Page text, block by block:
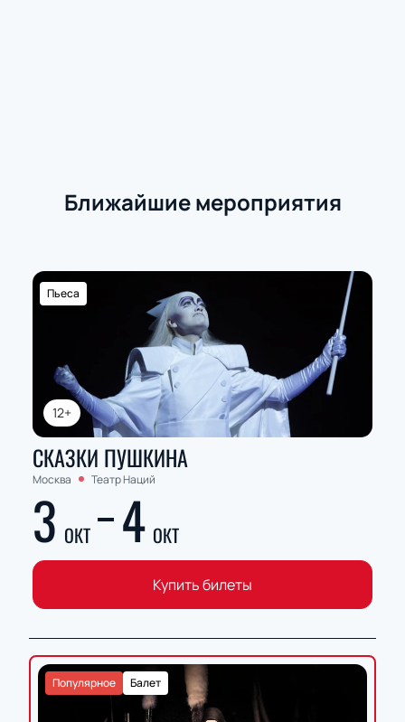
Ближайшие мероприятия
12+
Пьеса
СКАЗКИ ПУШКИНА
Москва Театр Наций
3 ОКТ 4 ОКТ
Купить билеты
Балет
Популярное